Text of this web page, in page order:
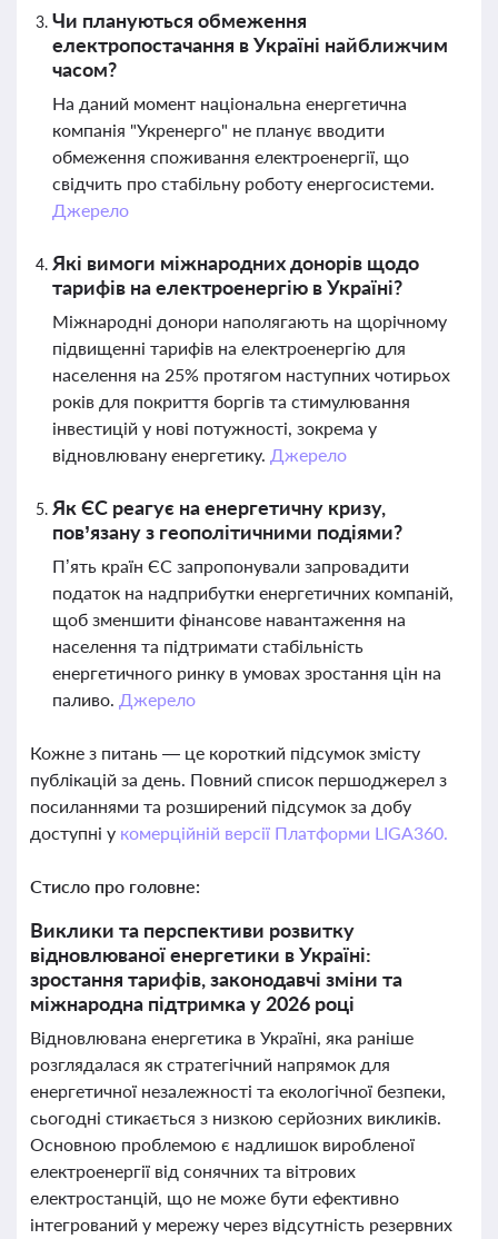
Чи плануються обмеження
електропостачання в Україні найближчим
часом?
На даний момент національна енергетична
компанія "Укренерго" не планує вводити
обмеження споживання електроенергії, що
свідчить про стабільну роботу енергосистеми.
Джерело
Які вимоги міжнародних донорів щодо
тарифів на електроенергію в Україні?
Міжнародні донори наполягають на щорічному
підвищенні тарифів на електроенергію для
населення на 25% протягом наступних чотирьох
років для покриття боргів та стимулювання
інвестицій у нові потужності, зокрема у
відновлювану енергетику. Джерело
Як ЄС реагує на енергетичну кризу,
пов’язану з геополітичними подіями?
П’ять країн ЄС запропонували запровадити
податок на надприбутки енергетичних компаній,
щоб зменшити фінансове навантаження на
населення та підтримати стабільність
енергетичного ринку в умовах зростання цін на
паливо. Джерело
Кожне з питань — це короткий підсумок змісту
публікацій за день. Повний список першоджерел з
посиланнями та розширений підсумок за добу
доступні у комерційній версії Платформи LIGA360.
Стисло про головне:
Виклики та перспективи розвитку
відновлюваної енергетики в Україні:
зростання тарифів, законодавчі зміни та
міжнародна підтримка у 2026 році
Відновлювана енергетика в Україні, яка раніше
розглядалася як стратегічний напрямок для
енергетичної незалежності та екологічної безпеки,
сьогодні стикається з низкою серйозних викликів.
Основною проблемою є надлишок виробленої
електроенергії від сонячних та вітрових
електростанцій, що не може бути ефективно
інтегрований у мережу через відсутність резервних